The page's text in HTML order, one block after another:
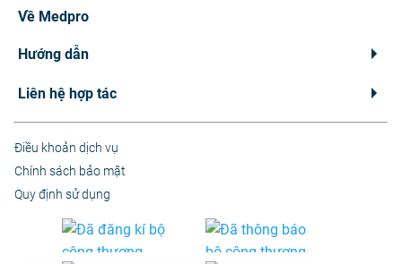
Về Medpro
Hướng dẫn
Liên hệ hợp tác
Điều khoản dịch vụ
Chính sách bảo mật
Quy định sử dụng